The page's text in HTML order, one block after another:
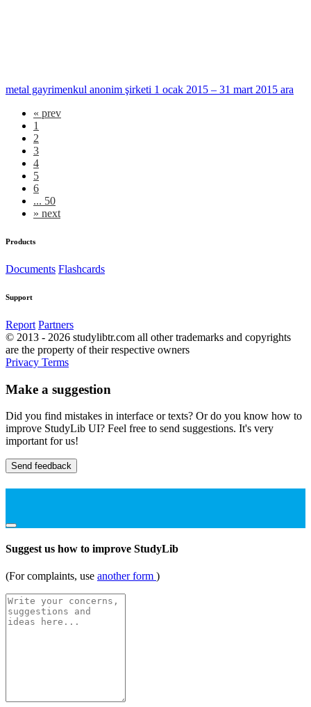
metal gayrimenkul anonim şirketi 1 ocak 2015 – 31 mart 2015 ara
« prev
1
2
3
4
5
6
... 50
» next
Products
Documents Flashcards
Support
Report Partners
© 2013 - 2026 studylibtr.com all other trademarks and copyrights
are the property of their respective owners
Privacy Terms
Make a suggestion
Did you find mistakes in interface or texts? Or do you know how to
improve StudyLib UI? Feel free to send suggestions. It's very
important for us!
Send feedback
Suggest us how to improve StudyLib
(For complaints, use another form )